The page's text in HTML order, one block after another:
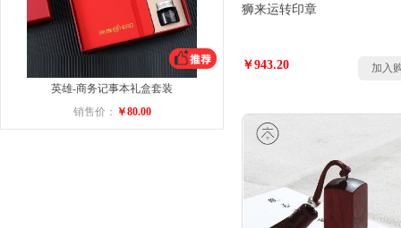
英雄-商务记事本礼盒套装
销售价： ￥80.00
狮来运转印章
￥943.20 加入